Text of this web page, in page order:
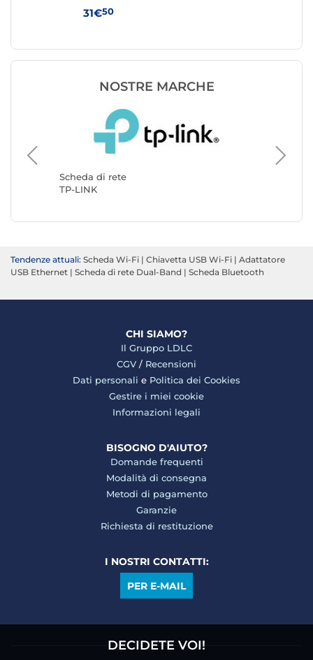
31€50
NOSTRE MARCHE
Scheda di rete
TP-LINK
Scheda
Tendenze attuali: Scheda Wi-Fi | Chiavetta USB Wi-Fi | Adattatore
USB Ethernet | Scheda di rete Dual-Band | Scheda Bluetooth
CHI SIAMO?
Il Gruppo LDLC
CGV / Recensioni
Dati personali e Politica dei Cookies
Gestire i miei cookie
Informazioni legali
BISOGNO D'AIUTO?
Domande frequenti
Modalità di consegna
Metodi di pagamento
Garanzie
Richiesta di restituzione
I NOSTRI CONTATTI:
PER E-MAIL
DECIDETE VOI!